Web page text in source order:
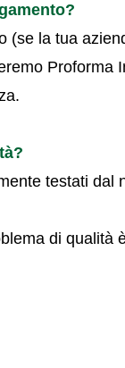
(se la tua
testati
di